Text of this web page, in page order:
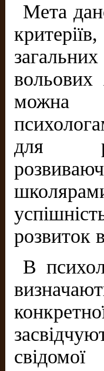
Мета
вольових
можна
для
розвиток
В